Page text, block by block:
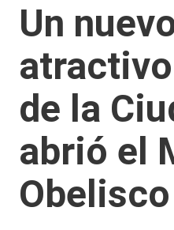
Un
de la
abrió el
Obelisco